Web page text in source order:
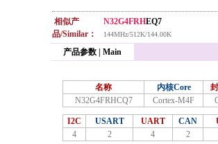
相似产
品/Similar：
N32G4FRHEQ7
144MHz/512K/144.00K
产品参数 | Main
名称 内核Core
N32G4FRHCQ7
Cortex-M4F
I2C USART UART CAN
4
2 4 2